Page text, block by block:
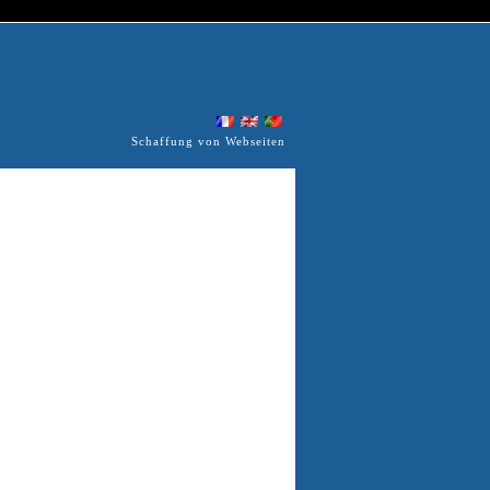
Schaffung von Webseiten